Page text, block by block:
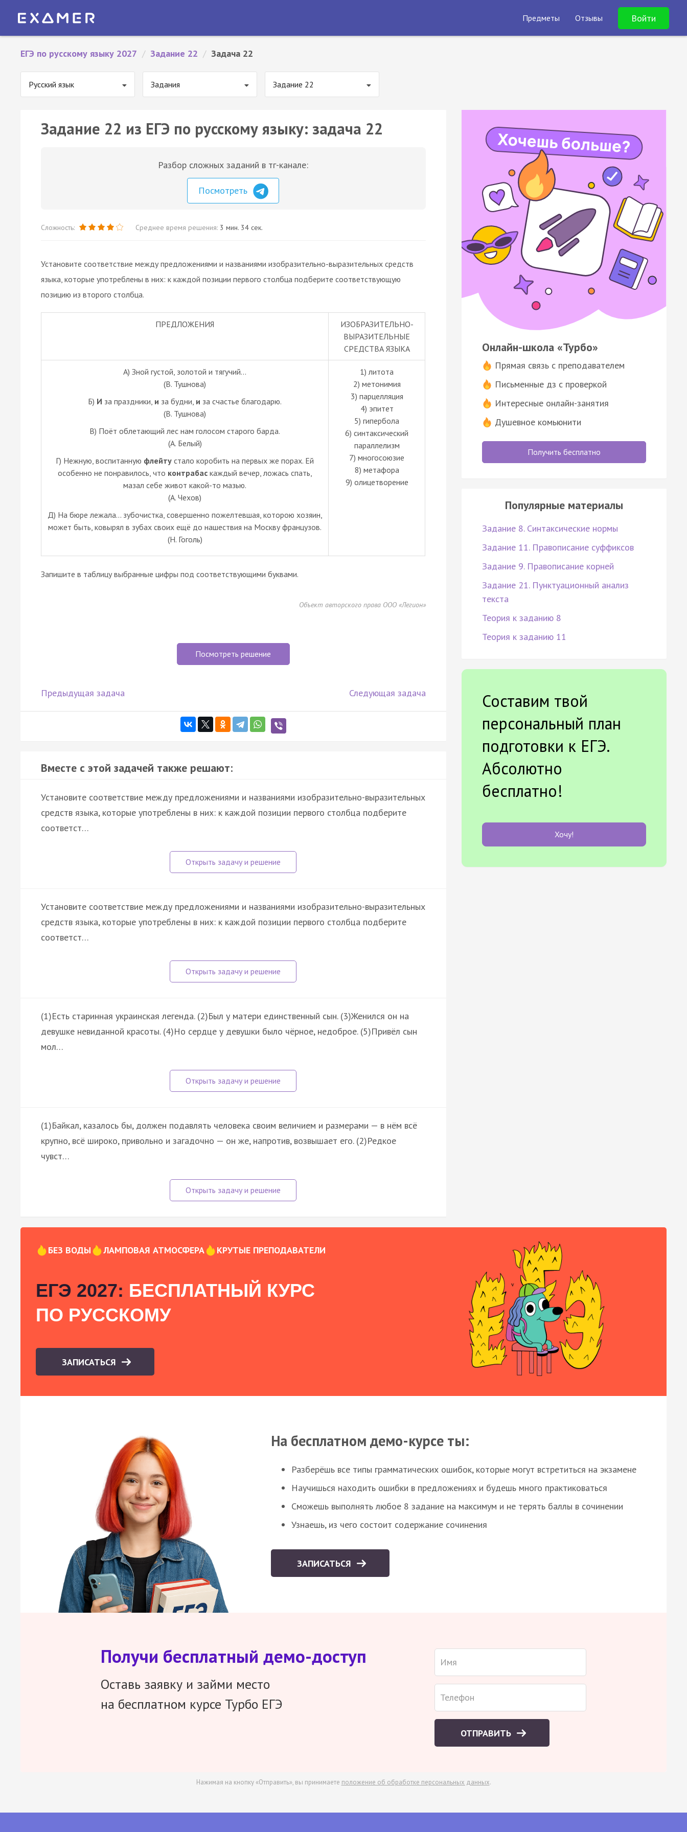
Предметы Отзывы Войти
ЕГЭ по русскому языку 2027 / Задание 22 / Задача 22
Русский язык Задания Задание 22
Задание 22 из ЕГЭ по русскому языку: задача 22
Разбор сложных заданий в тг-канале:
Посмотреть
Сложность: Среднее время решения: 3 мин. 34 сек.
Установите соответствие между предложениями и названиями изобразительно-выразительных средств
языка, которые употреблены в них: к каждой позиции первого столбца подберите соответствующую
позицию из второго столбца.
ПРЕДЛОЖЕНИЯ
ИЗОБРАЗИТЕЛЬНО-
ВЫРАЗИТЕЛЬНЫЕ
СРЕДСТВА ЯЗЫКА
А) Зной густой, золотой и тягучий...
(В. Тушнова)
Б) И за праздники, и за будни, и за счастье благодарю.
(В. Тушнова)
В) Поёт облетающий лес нам голосом старого барда.
(А. Белый)
Г) Нежную, воспитанную флейту стало коробить на первых же порах. Ей
особенно не понравилось, что контрабаскаждый вечер, ложась спать,
мазал себе живот какой-то мазью.
(А. Чехов)
Д) На бюре лежала... зубочистка, совершенно пожелтевшая, которою хозяин,
может быть, ковырял в зубах своих ещё до нашествия на Москву французов.
(Н. Гоголь)
1) литота
2) метонимия
3) парцелляция
4) эпитет
5) гипербола
6) синтаксический
параллелизм
7) многосоюзие
8) метафора
9) олицетворение
Запишите в таблицу выбранные цифры под соответствующими буквами.
Объект авторского права ООО «Легион»
Посмотреть решение
Предыдущая задача Следующая задача
Вместе с этой задачей также решают:
Установите соответствие между предложениями и названиями изобразительно-выразительных
средств языка, которые употреблены в них: к каждой позиции первого столбца подберите
соответст…
Установите соответствие между предложениями и названиями изобразительно-выразительных
средств языка, которые употреблены в них: к каждой позиции первого столбца подберите
соответст…
(1)Есть старинная украинская легенда. (2)Был у матери единственный сын. (3)Женился он на
девушке невиданной красоты. (4)Но сердце у девушки было чёрное, недоброе. (5)Привёл сын
мол…
(1)Байкал, казалось бы, должен подавлять человека своим величием и размерами — в нём всё
крупно, всё широко, привольно и загадочно — он же, напротив, возвышает его. (2)Редкое
чувст…
Онлайн-школа «Турбо»
Прямая связь с преподавателем
Письменные дз с проверкой
Интересные онлайн-занятия
Душевное комьюнити
Получить бесплатно
Популярные материалы
Задание 8. Синтаксические нормы
Задание 11. Правописание суффиксов
Задание 9. Правописание корней
Задание 21. Пунктуационный анализ
текста
Теория к заданию 8
Теория к заданию 11
Составим твой
персональный план
подготовки к ЕГЭ.
Абсолютно
бесплатно!
Хочу!
БЕЗ ВОДЫ ЛАМПОВАЯ АТМОСФЕРА КРУТЫЕ ПРЕПОДАВАТЕЛИ
ЕГЭ 2027: БЕСПЛАТНЫЙ КУРС
ПО РУССКОМУ
ЗАПИСАТЬСЯ
На бесплатном демо-курсе ты:
Разберёшь все типы грамматических ошибок, которые могут встретиться на экзамене
Научишься находить ошибки в предложениях и будешь много практиковаться
Сможешь выполнять любое 8 задание на максимум и не терять баллы в сочинении
Узнаешь, из чего состоит содержание сочинения
ЗАПИСАТЬСЯ
Получи бесплатный демо-доступ
Оставь заявку и займи место
на бесплатном курсе Турбо ЕГЭ
ОТПРАВИТЬ
Нажимая на кнопку «Отправить», вы принимаете положение об обработке персональных данных.